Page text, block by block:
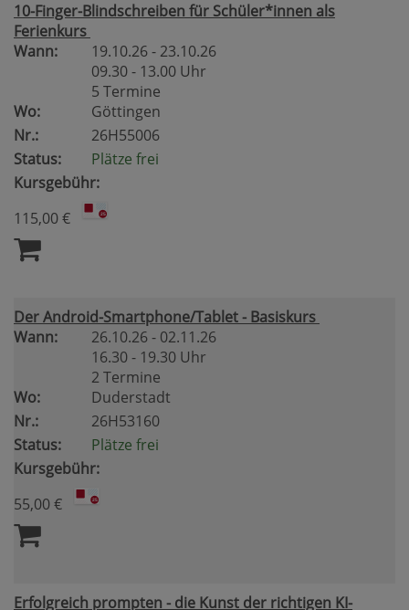
10-Finger-Blindschreiben für Schüler*innen als
Ferienkurs
Wann:
19.10.26 - 23.10.26
09.30 - 13.00 Uhr
5 Termine
Wo:
Göttingen
Nr.:
26H55006
Status:
Plätze frei
Kursgebühr:
115,00 €
Der Android-Smartphone/Tablet - Basiskurs
Wann:
26.10.26 - 02.11.26
16.30 - 19.30 Uhr
2 Termine
Wo:
Duderstadt
Nr.:
26H53160
Status:
Plätze frei
Kursgebühr:
55,00 €
Erfolgreich prompten - die Kunst der richtigen KI-